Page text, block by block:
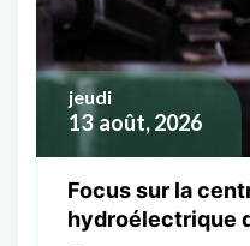
13 août, 2026
jeudi
Focus sur la
hydroélectrique